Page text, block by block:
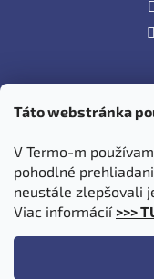
Táto webstránka
V Termo-m
pohodlné
neustále zlepšovali
Viac informácií >>>